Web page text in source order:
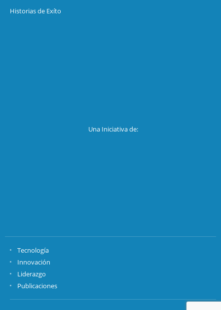
Historias de Exíto
Una Iniciativa de:
Tecnología
Innovación
Liderazgo
Publicaciones